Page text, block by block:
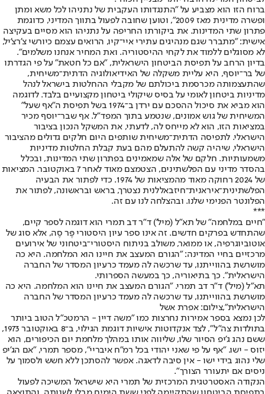
ברוח הזו הוא מצביע על "התנגדותו העקבית של נתניהו לכל משא ומתן
ופשרה מדינית מאז 2009", וטוען שחובה לפעול בתווך המדיני, כדוגמת
פתרון שתי המדינות. את ביקורתו החריפה על נתניהו הוא מסיים בעקיצה
אישית: "מתברר שגם מנהיגים עתירי איי־קיו, הרואים עצמם כיורשי צ'רצ'יל,
לא מסוגלים ללמוד את לקחי ההיסטוריה. ואת המחיר אנחנו משלמים".
בדיון הרחב על תפיסת הביטחון הישראלית, "אם כל חטאת" על פי הגדרתו
של בר־יוסף, היא עליית משקלה של האידיאולוגיה הדתית־משיחית,
שהתעצמותה מכרסמת ביכולתם של מקבלי ההחלטות בישראל לנהל
מדיניות ביטחון לאומי על בסיס שיקולי ביטחון מקצועיים בלבד. לדוגמה
הוא מביא את סיכול ההסכם עם ירדן ב־1974 בשל תפיסת ה"אף שעל"
המשיחית של גוש אמונים, שנטמע בתוך המפד"ל. אף שבר־יוסף מכיר
במציאות הזו, הוא לא מייחס לה, לדעתי, את המשקל הנכון בציבור
הישראלי. לתפיסה הדתית־משיחית שותפים היום חלקים גדולים מהציבור
הישראלי, שיהיה קשה להתעלם מהם בעת קבלת החלטות מדיניות
משמעותיות. חלקם של אלה שמאמינים בפתרון שתי המדינות, ובכלל
בהסדר מדיני עם הפלשתינים, הצטמצם מאוד לאחר 7 באוקטובר. המציאות
של 2024 רחוקה מאוד מהמציאות של 1974. כדי לפתור את הבעיה
הפלשתינית־איראנית־חיזבאללנית נצטרך, בראש ובראשונה, לפתור את
הפלונטר הפנימי שלנו. ובהצלחה לנו עם זה.
***
"חיים במלחמה" של תא"ל (מיל') ד"ר דב תמרי הוא דוגמה לספר קיים,
שהתחדש בפרקים חדשים. זה אינו ספר עיון היסטורי פֶּר סֶה, אלא סוג של
אוטוביוגרפיה, או ממואר, משולב בניתוח היסטורי־ביטחוני של אירועים
מרכזיים בחיי המדינה: "הגורם המעצב את חיינו הוא המלחמה. היא כה
מושרשת בהווייתנו, עד שרכשה לה מעמד כרעיון המסדר של החברה
הישראלית". כך בתיאוריה, כך במעשה הספרותי.
תא"ל (מיל') ד"ר דב תמרי. "הגורם המעצב את חיינו הוא המלחמה. היא כה
מושרשת בהווייתנו, עד שרכשה לה מעמד כרעיון המסדר של החברה
הישראלית",צילום: אפרת אשל
לכן נמצא בספר אמירות נחרצות כמו "משה דיין - הרמטכ"ל הטוב ביותר
בתולדות צה"ל", לצד אנקדוטות אישיות דוגמת הגילוי, ב־8 באוקטובר 1973,
ששם נהג ג'יפ הסיור שלו, שליווה אותו במהלך מלחמת יום הכיפורים, הוא
יזוס - ישו. "אף על פי שאני יהודי בכל רמ"ח איבריי", מספר תמרי, "אם הג'יפ
שלי נהוג בידי ישו - אין סיבה לדאגה. אפשר להסתכן ללא חשש ולסמוך על
ניסים אם יתעורר הצורך".
הנקודה האסטרטגית המרכזית של תמרי היא שישראל המשיכה לפעול